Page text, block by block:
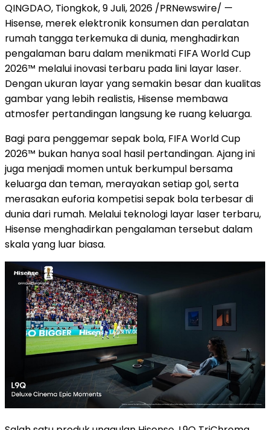
QINGDAO, Tiongkok,9 Juli, 2026 /PRNewswire/ —
Hisense, merek elektronik konsumen dan peralatan
rumah tangga terkemuka di dunia, menghadirkan
pengalaman baru dalam menikmati FIFA World Cup
2026™ melalui inovasi terbaru pada lini layar laser.
Dengan ukuran layar yang semakin besar dan kualitas
gambar yang lebih realistis, Hisense membawa
atmosfer pertandingan langsung ke ruang keluarga.
Bagi para penggemar sepak bola, FIFA World Cup
2026™ bukan hanya soal hasil pertandingan. Ajang ini
juga menjadi momen untuk berkumpul bersama
keluarga dan teman, merayakan setiap gol, serta
merasakan euforia kompetisi sepak bola terbesar di
dunia dari rumah. Melalui teknologi layar laser terbaru,
Hisense menghadirkan pengalaman tersebut dalam
skala yang luar biasa.